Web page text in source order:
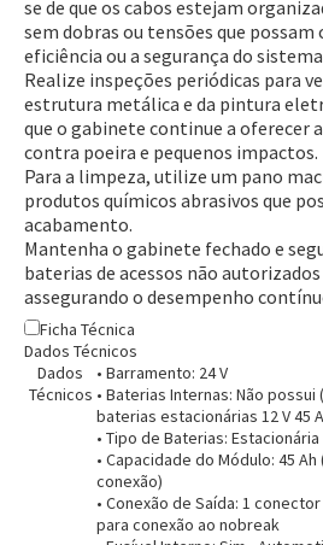
Entendi
Cartão de crédito
Pagamento via Pix
Entendi
Entendi
se de que os cabos estejam
sem dobras ou tensões que
eficiência ou a segurança do
Realize inspeções periódicas para
estrutura metálica e da pintura
que o gabinete continue a oferecer
contra poeira e pequenos impactos.
Para a limpeza, utilize um pano
produtos químicos abrasivos que
acabamento.
Mantenha o gabinete fechado e
baterias de acessos não
assegurando o desempenho
Ficha Técnica
Dados Técnicos
Dados
Técnicos
• Barramento: 24 V
• Baterias Internas: Não
baterias estacionárias 12 V 45
• Tipo de Baterias: Estacionária
• Capacidade do Módulo: 45
conexão)
• Conexão de Saída: 1
para conexão ao nobreak